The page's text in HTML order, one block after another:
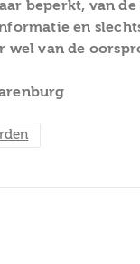
beperkt, van
en
wel van de